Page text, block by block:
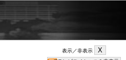
表示／非表示